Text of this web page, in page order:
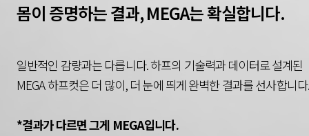
몸이 증명하는 결과, MEGA는 확실합니다.
일반적인 감량과는 다릅니다. 하프의 기술력과 데이터로 설계된
MEGA 하프컷은 더 많이, 더 눈에 띄게 완벽한 결과를 선사합니
*결과가 다르면 그게 MEGA입니다.